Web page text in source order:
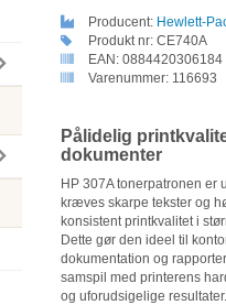
Producent: Hewlett-
Produkt nr: CE740A
EAN: 0884420306184
Varenummer: 116693
Pålidelig
dokumenter
HP 307A tonerpatronen er
kræves skarpe tekster og
konsistent printkvalitet i
Dette gør den ideel til
dokumentation og
samspil med printerens
og uforudsigelige